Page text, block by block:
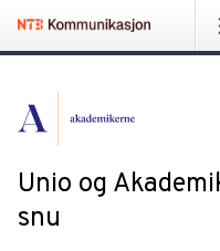
Unio og
snu